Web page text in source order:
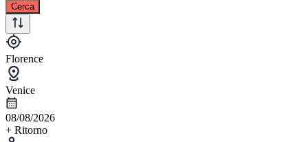
Cerca
Florence
Venice
08/08/2026
+ Ritorno